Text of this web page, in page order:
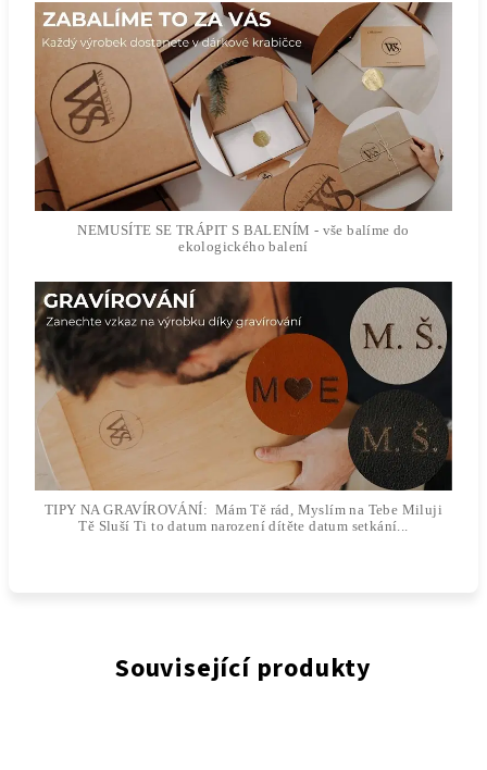
NEMUSÍTE SE TRÁPIT S BALENÍM - vše balíme do
ekologického balení
TIPY NA GRAVÍROVÁNÍ: Mám Tě rád, Myslím na Tebe Miluji
Tě Sluší Ti to datum narození dítěte datum setkání...
Související produkty